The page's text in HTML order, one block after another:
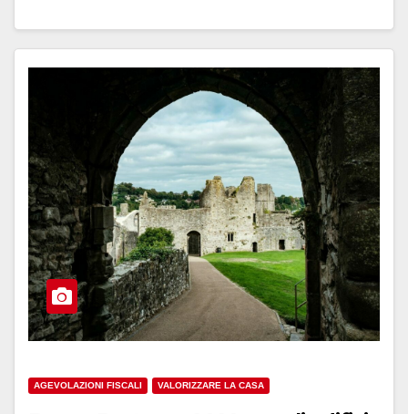
AGEVOLAZIONI FISCALI VALORIZZARE LA CASA